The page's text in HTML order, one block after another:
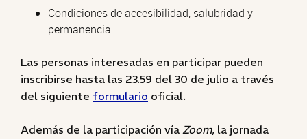
Condiciones de accesibilidad, salubridad y
permanencia.
Las personas interesadas en participar pueden
inscribirse hasta las 23.59 del 30 de julio a través
del siguiente formulario oficial.
Además de la participación vía Zoom, la jornada